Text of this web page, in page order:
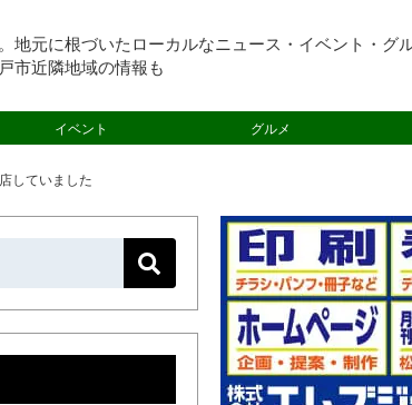
地元に根づいたローカルなニュース・イベント・グ
市近隣地域の情報も
イベント グルメ
していました